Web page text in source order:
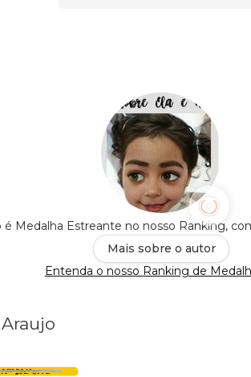
é Medalha Estreante no nosso Ranking,
Mais sobre o autor
Entenda o nosso Ranking de